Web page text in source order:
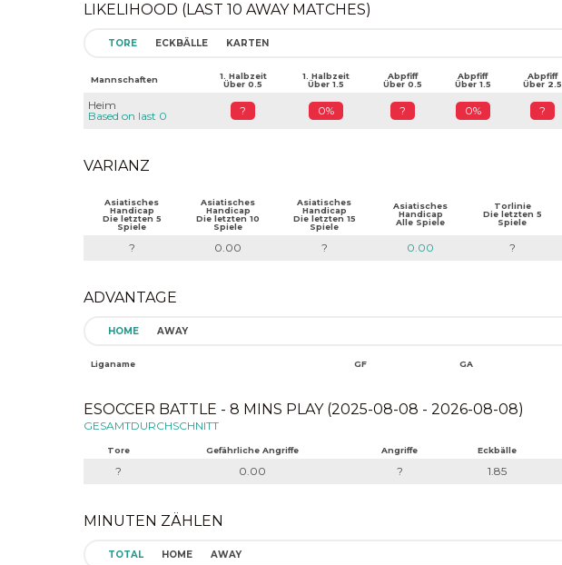
LIKELIHOOD (LAST 10 AWAY MATCHES)
TORE ECKBÄLLE KARTEN
Mannschaften
1. Halbzeit
Über 0.5
1. Halbzeit
Über 1.5
Abpfiff
Über 0.5
Abpfiff
Über 1.5
Abpfiff
Über 2.5
Heim
Based on last 0
? 0% ? 0% ?
VARIANZ
Asiatisches
Handicap
Die letzten 5
Spiele
Asiatisches
Handicap
Die letzten 10
Spiele
Asiatisches
Handicap
Die letzten 15
Spiele
Asiatisches
Handicap
Alle Spiele
Torlinie
Die letzten 5
Spiele
? 0.00 ? 0.00 ?
ADVANTAGE
HOME AWAY
Liganame GF GA
ESOCCER BATTLE - 8 MINS PLAY (2025-08-08 - 2026-08-08)
GESAMTDURCHSCHNITT
Tore Gefährliche Angriffe Angriffe Eckbälle
? 0.00 ? 1.85
MINUTEN ZÄHLEN
TOTAL HOME AWAY